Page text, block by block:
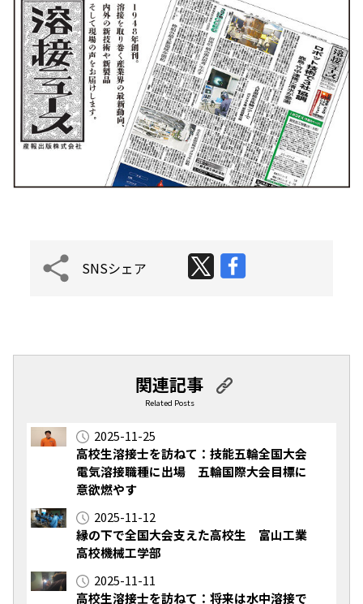
SNSシェア
関連記事
Related Posts
2025-11-25
高校生溶接士を訪ねて：技能五輪全国大会
電気溶接職種に出場 五輪国際大会目標に
意欲燃やす
2025-11-12
縁の下で全国大会支えた高校生 富山工業
高校機械工学部
2025-11-11
高校生溶接士を訪ねて：将来は水中溶接で